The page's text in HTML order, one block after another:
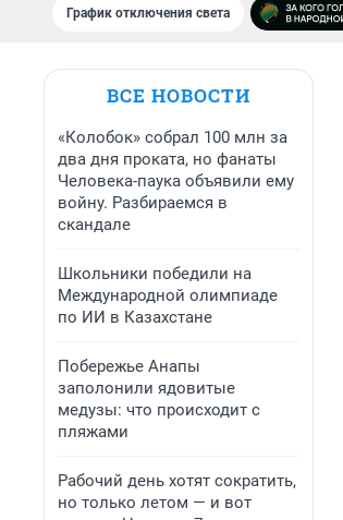
График отключения света
ВСЕ НОВОСТИ
«Колобок» собрал 100 млн за
два дня проката, но фанаты
Человека-паука объявили ему
войну. Разбираемся в
скандале
Школьники победили на
Международной олимпиаде
по ИИ в Казахстане
Побережье Анапы
заполонили ядовитые
медузы: что происходит с
пляжами
Рабочий день хотят сократить,
но только летом — и вот